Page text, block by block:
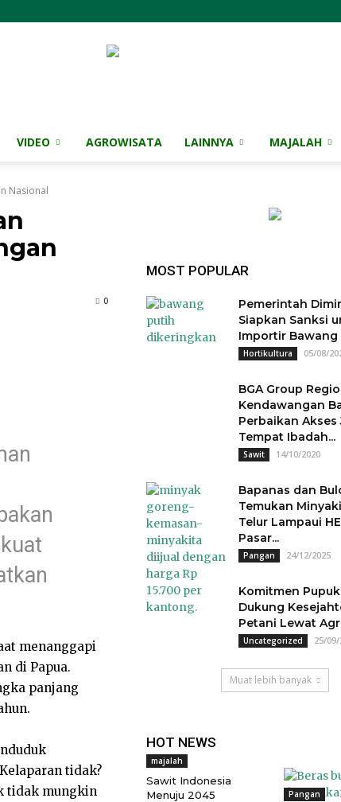
VIDEO AGROWISATA LAINNYA MAJALAH
Nasional
0
menanggapi
di Papua.
panjang
tidak?
tidak mungkin
MOST POPULAR
Pemerintah
Siapkan Sanksi
Importir Bawang
Hortikultura 05/08/
BGA Group
Kendawangan
Perbaikan Akses
Tempat Ibadah...
Sawit 14/10/2020
Bapanas dan
Temukan
Telur Lampaui
Pasar...
Pangan 24/12/2025
Komitmen
Dukung
Petani Lewat
Uncategorized 25/
Muat lebih banyak
HOT NEWS
majalah
Sawit Indonesia
Menuju 2045
Pangan